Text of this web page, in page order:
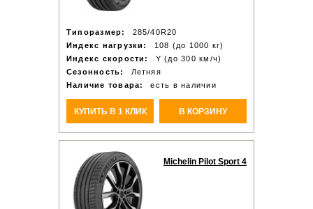
Типоразмер:
285/40R20
Индекс нагрузки:
108 (до 1000 кг)
Индекс скорости:
Y (до 300 км/ч)
Сезонность:
Летняя
Наличие товара:
есть в наличии
КУПИТЬ В 1 КЛИК В КОРЗИНУ
Michelin Pilot Sport 4